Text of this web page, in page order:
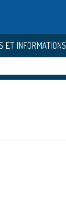
ET INFORMATIONS